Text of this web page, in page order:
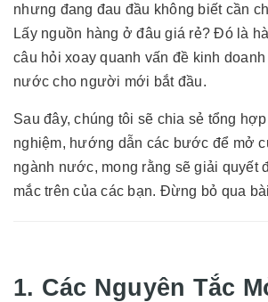
nhưng đang đau đầu không biết cần
Lấy nguồn hàng ở đâu giá rẻ? Đó là
câu hỏi xoay quanh vấn đề kinh
nước cho người mới bắt đầu.
Sau đây, chúng tôi sẽ chia sẻ tổng
nghiệm, hướng dẫn các bước để mở
ngành nước, mong rằng sẽ giải quyết
mắc trên của các bạn. Đừng bỏ qua
1. Các Nguyên Tắc